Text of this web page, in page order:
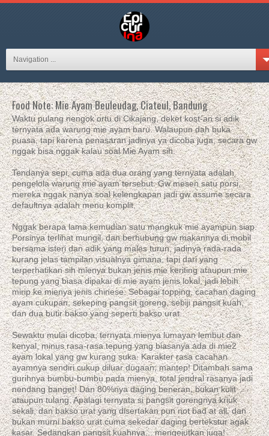
Navigation ...
Food Note: Mie Ayam Beuleudag, Ciateul, Bandung
Waktu pulang nengok ortu di Cikajang, deket kost-an si adik
ternyata ada warung mie ayam baru. Walaupun dah buka
puasa, tapi karena penasaran jadinya ya dicoba juga, secara gw
nggak bisa nggak kalau soal Mie Ayam sih.
Tendanya sepi, cuma ada dua orang yang ternyata adalah
pengelola warung mie ayam tersebut. Gw mesen satu porsi,
mereka nggak nanya soal kelengkapan jadi gw assume secara
defaultnya adalah menu komplit.
Nggak berapa lama kemudian satu mangkuk mie ayampun siap.
Porsinya terlihat mungil, dan berhubung gw makannya di mobil
bersama isteri dan adik yang males turun, jadinya rada-rada
kurang jelas tampilan visualnya gimana, tapi dari yang
terperhatikan sih mienya bukan jenis mie keriting ataupun mie
tepung yang biasa dipakai di mie ayam jenis lokal, jadi lebih
mirip ke mienya jenis chinese. Sebagai topping, cacahan daging
ayam cukupan, sekeping pangsit goreng, sebiji pangsit kuah,
dan dua butir bakso yang seperti bakso urat.
Sewaktu mulai dicoba, ternyata mienya lumayan lembut dan
kenyal, minus rasa-rasa tepung yang biasanya ada di mie2
ayam lokal yang gw kurang suka. Karakter rasa cacahan
ayamnya sendiri cukup diluar dugaan; mantep! Ditambah sama
gurihnya bumbu-bumbu pada mienya, total jendral rasanya jadi
nendang banget! Dan 80%nya daging beneran, bukan kulit
ataupun tulang. Apalagi ternyata si pangsit gorengnya kriuk
sekali, dan bakso urat yang disertakan pun not bad at all, dan
bukan murni bakso urat cuma sekedar daging bertekstur agak
kasar. Sedangkan pangsit kuahnya... mengejutkan juga!